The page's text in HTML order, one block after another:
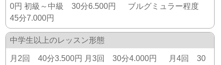
0円 初級～中級 30分6.500円 ブルグミュラー程度
45分7.000円
中学生以上のレッスン形態
月2回 40分3.500円 月3回 30分4.000円 月4回 30